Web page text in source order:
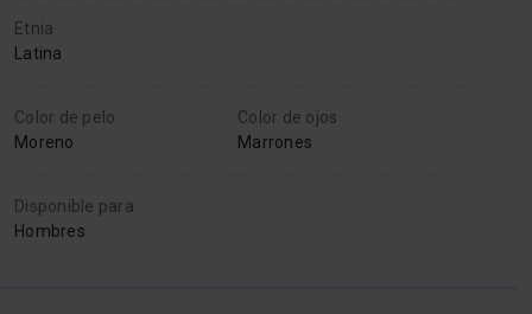
Etnia
Latina
Color de pelo
Moreno
Color de ojos
Marrones
Disponible para
Hombres